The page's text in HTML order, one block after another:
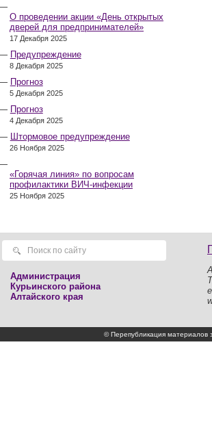
О проведении акции «День открытых
дверей для предпринимателей»
17 Декабря 2025
Предупреждение
8 Декабря 2025
Прогноз
5 Декабря 2025
Прогноз
4 Декабря 2025
Штормовое предупреждение
26 Ноября 2025
«Горячая линия» по вопросам
профилактики ВИЧ-инфекции
25 Ноября 2025
Администрация
Курьинского района
Алтайского края
© Перепубликация